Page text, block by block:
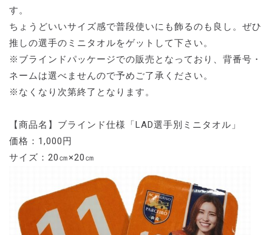
す。
ちょうどいいサイズ感で普段使いにも飾るのも良し。ぜひ
推しの選手のミニタオルをゲットして下さい。
※ブラインドパッケージでの販売となっており、背番号・
ネームは選べませんので予めご了承ください。
※なくなり次第終了となります。
【商品名】ブラインド仕様「LAD選手別ミニタオル」
価格：1,000円
サイズ：20㎝×20㎝